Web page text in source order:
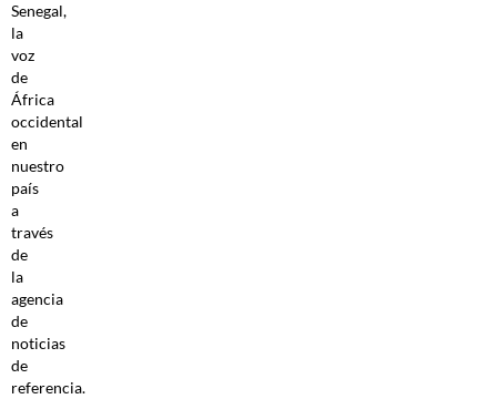
Senegal,
la
voz
de
África
occidental
en
nuestro
país
a
través
de
la
agencia
de
noticias
de
referencia.